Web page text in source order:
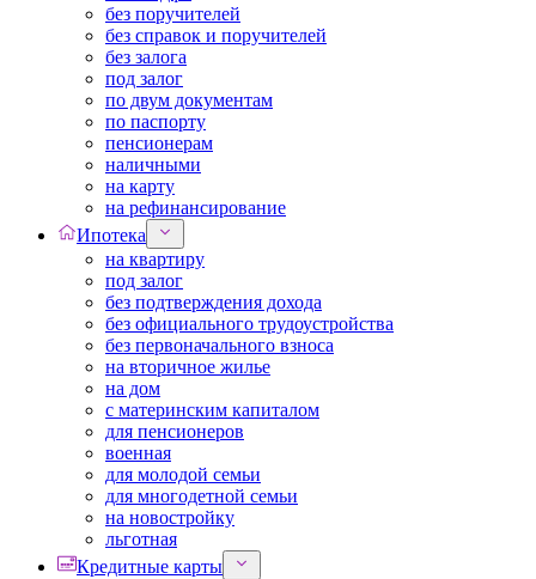
без поручителей
без справок и поручителей
без залога
под залог
по двум документам
по паспорту
пенсионерам
наличными
на карту
на рефинансирование
Ипотека
на квартиру
под залог
без подтверждения дохода
без официального трудоустройства
без первоначального взноса
на вторичное жилье
на дом
с материнским капиталом
для пенсионеров
военная
для молодой семьи
для многодетной семьи
на новостройку
льготная
Кредитные карты